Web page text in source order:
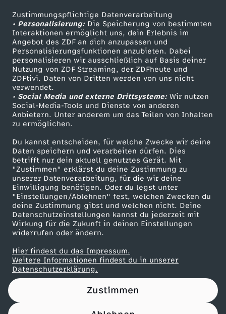
Zustimmungspflichtige Datenverarbeitung
• Personalisierung:Die Speicherung von bestimmten
Interaktionen ermöglicht uns, dein Erlebnis im
Angebot des ZDF an dich anzupassen und
Personalisierungsfunktionen anzubieten. Dabei
personalisieren wir ausschließlich auf Basis deiner
Nutzung von ZDF Streaming, der ZDFheute und
ZDFtivi. Daten von Dritten werden von uns nicht
verwendet.
• Social Media und externe Drittsysteme:Wir nutzen
Social-Media-Tools und Dienste von anderen
Anbietern. Unter anderem um das Teilen von Inhalten
zu ermöglichen.
Du kannst entscheiden, für welche Zwecke wir deine
Daten speichern und verarbeiten dürfen. Dies
betrifft nur dein aktuell genutztes Gerät. Mit
"Zustimmen" erklärst du deine Zustimmung zu
unserer Datenverarbeitung, für die wir deine
Einwilligung benötigen. Oder du legst unter
"Einstellungen/Ablehnen" fest, welchen Zwecken du
deine Zustimmung gibst und welchen nicht. Deine
Datenschutzeinstellungen kannst du jederzeit mit
Wirkung für die Zukunft in deinen Einstellungen
widerrufen oder ändern.
Hier findest du das Impressum.
Weitere Informationen findest du in unserer
Datenschutzerklärung.
Zustimmen
u
r
c
l
u
b
»
i
m
M
a
i
Livestreams
Sendungen A-Z
TV-Programm
Zuschauerservice
Hilfe
ZDF Unternehmen
Karriere
ZDF goes Schule
Werbefernsehen
Mainzelmännchen
Partner